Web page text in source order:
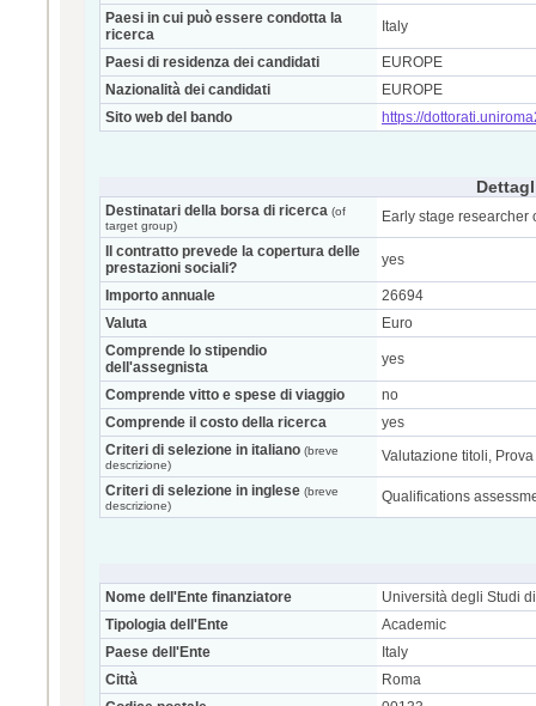
Paesi in cui può essere condotta la
ricerca
Italy
Paesi di residenza dei candidati
EUROPE
Nazionalità dei candidati
EUROPE
Sito web del bando
https://
Destinatari della borsa di ricerca (of
target group)
Early stage researcher
Il contratto prevede la copertura delle
prestazioni sociali?
yes
Importo annuale
26694
Valuta
Euro
Comprende lo stipendio
dell'assegnista
yes
Comprende vitto e spese di viaggio
no
Comprende il costo della ricerca
yes
Criteri di selezione in italiano (breve
descrizione)
Valutazione titoli,
Criteri di selezione in inglese (breve
descrizione)
Qualifications
Nome dell'Ente finanziatore
Università degli Studi
Tipologia dell'Ente
Academic
Paese dell'Ente
Italy
Città
Roma